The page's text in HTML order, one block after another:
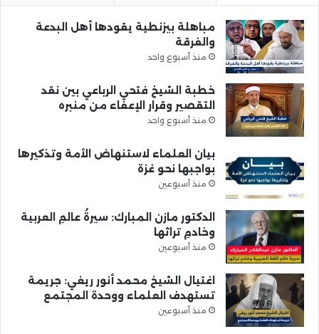
مباهلة بيزنطية يقودها أهل البدعة
والفرقة
منذ أسبوع واحد
خطبة الشيخ فتحي الرباعي بين نقد
التقصير وقرار الإعفاء من منبره
منذ أسبوع واحد
بيان العلماء لاستنهاض الأمة وتذكيرها
بواجبها نحو غزة
منذ أسبوعين
الدكتور مازن المبارك: سيرةُ عالمِ العربية
وخادمِ تراثها
منذ أسبوعين
اغتيال الشيخ محمد أنور ريغي: جريمة
تستهدف العلماء ووحدة المجتمع
منذ أسبوعين